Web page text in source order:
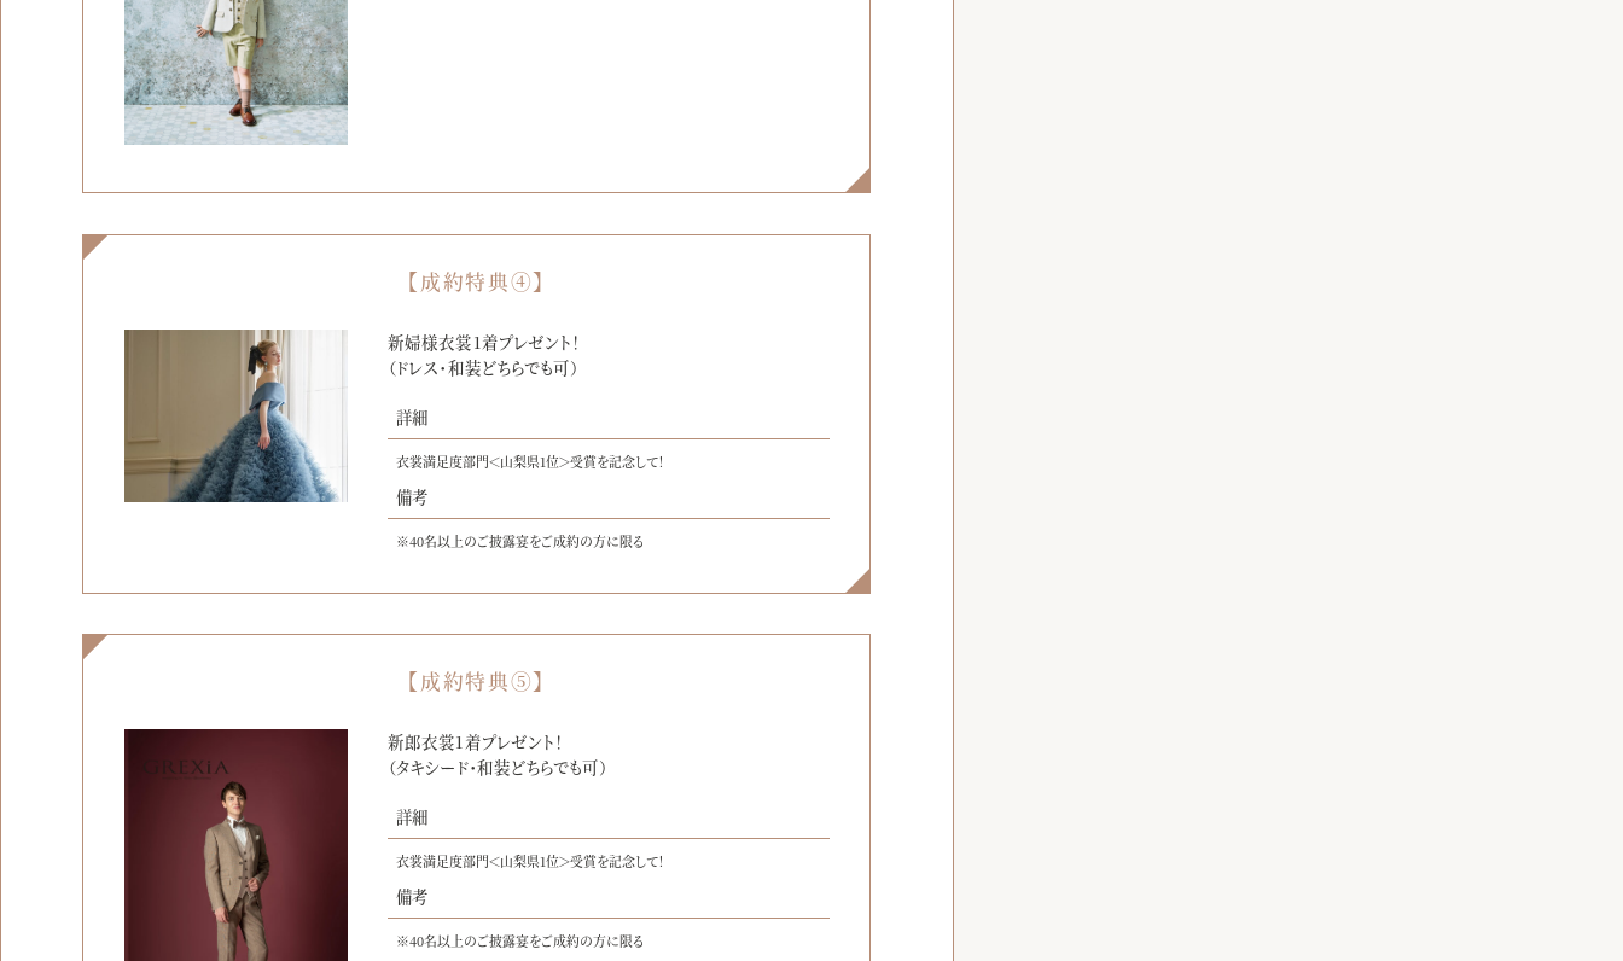
【成約特典④】
新婦様衣裳1着プレゼント！
（ドレス・和装どちらでも可）
詳細
衣裳満足度部門＜山梨県1位＞受賞を記念して！
備考
※40名以上のご披露宴をご成約の方に限る
【成約特典⑤】
新郎衣裳1着プレゼント！
（タキシード・和装どちらでも可）
詳細
衣裳満足度部門＜山梨県1位＞受賞を記念して！
備考
※40名以上のご披露宴をご成約の方に限る